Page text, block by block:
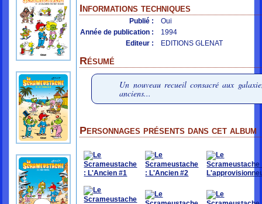
Informations techniques
Publié :
Oui
Année de publication :
1994
Editeur :
EDITIONS GLENAT
Résumé
Un nouveau recueil consacré aux
anciens...
Personnages présents dans cet album